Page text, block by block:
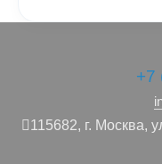
+7
115682, г. Москва,